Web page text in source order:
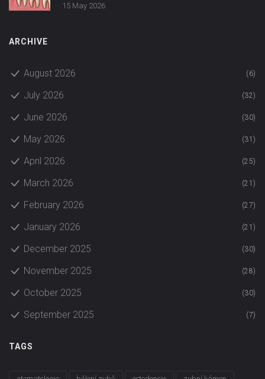
15 May 2026
ARCHIVE
August 2026 (6)
July 2026 (32)
June 2026 (30)
May 2026 (31)
April 2026 (25)
March 2026 (21)
February 2026 (27)
January 2026 (21)
December 2025 (30)
November 2025 (28)
October 2025 (30)
September 2025 (7)
TAGS